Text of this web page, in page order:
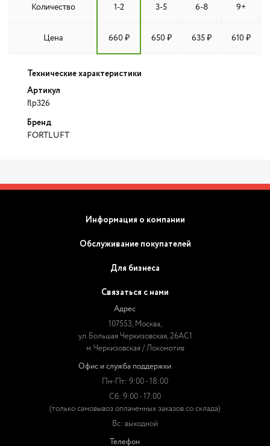
Количество 1-2 3-5 6-8 9+
Цена 660 ₽ 650 ₽ 635 ₽ 610 ₽
Технические характеристики
Артикул
flp326
Бренд
FORTLUFT
Информация о компании
Обслуживание покупателей
Для бизнеса
Связаться с нами
Адрес
107553, Москва,
ул. Большая Черкизовская, 26АС1
м. Черкизовская / Локомотив
Офис и служба поддержки
Пн-Пт: 9:00 - 18:00
Сб: 9:00 - 17:00
(только самовывоз оплаченных заказов со склада)
Вс: выходной
Телефон